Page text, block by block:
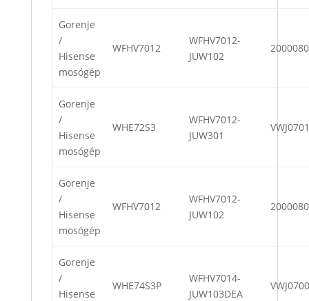
Gorenje
/
Hisense
mosógép
WFHV7012
WFHV7012-
JUW102
Gorenje
/
Hisense
mosógép
WHE72S3
WFHV7012-
JUW301
Gorenje
/
Hisense
mosógép
WFHV7012
WFHV7012-
JUW102
Gorenje
/
Hisense
WHE74S3P
WFHV7014-
JUW103DEA